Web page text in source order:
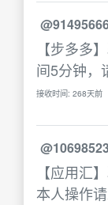
【步多多
间5分钟，
接收时间: 268天前
【应用汇
本人操作请